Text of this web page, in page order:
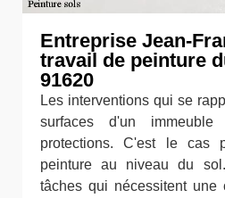
Entreprise Jean-
travail de peinture
91620
Les interventions qui se
surfaces d'un
protections. C'est le cas
peinture au niveau du
tâches qui nécessitent une